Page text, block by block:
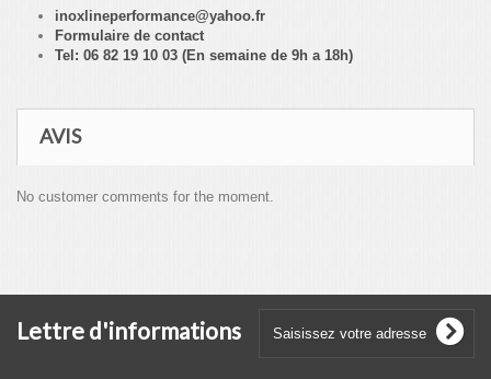
inoxlineperformance@yahoo.fr
Formulaire de contact
Tel: 06 82 19 10 03 (En semaine de 9h a 18h)
AVIS
No customer comments for the moment.
Lettre d'informations